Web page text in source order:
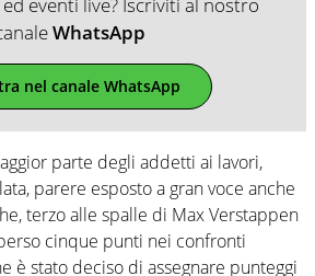
WhatsApp
nel canale WhatsApp
parte degli addetti ai lavori,
parere esposto a gran voce anche
terzo alle spalle di Max Verstappen
cinque punti nei confronti
è stato deciso di assegnare punteggi